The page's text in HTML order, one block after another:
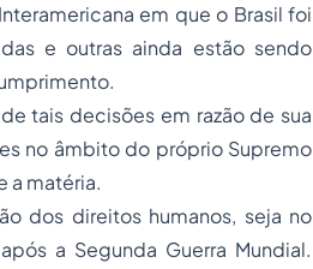
em que o Brasil foi
e outras ainda estão sendo
tais decisões em razão de sua
no âmbito do próprio Supremo
a matéria.
dos direitos humanos, seja no
a Segunda Guerra Mundial.